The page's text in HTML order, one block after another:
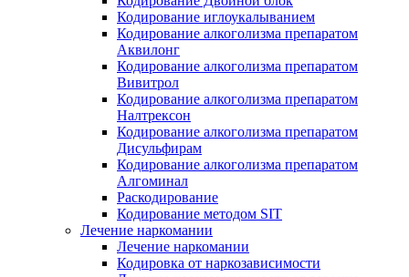
Кодирование иглоукалыванием
Кодирование алкоголизма препаратом
Аквилонг
Кодирование алкоголизма препаратом
Вивитрол
Кодирование алкоголизма препаратом
Налтрексон
Кодирование алкоголизма препаратом
Дисульфирам
Кодирование алкоголизма препаратом
Алгоминал
Раскодирование
Кодирование методом SIT
Лечение наркомании
Лечение наркомании
Кодировка от наркозависимости